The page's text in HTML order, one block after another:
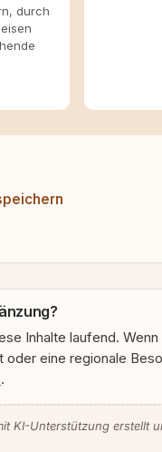
durch
Inhalte laufend.
oder eine regionale
.
KI-Unterstützung erstellt